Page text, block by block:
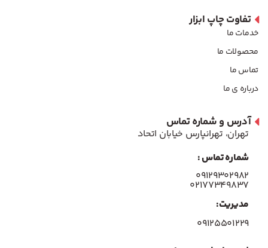
تفاوت چاپ ابزار
خدمات ما
محصولات ما
تماس ما
درباره ی ما
آدرس و شماره تماس
تهران، تهرانپارس خیابان اتحاد
شماره تماس :
۰۹۱۲۹۳۰۲۹۸۲
۰۲۱۷۷۳۴۹۸۳۷
مدیریت:
۰۹۱۲۵۵۰۱۲۲۹